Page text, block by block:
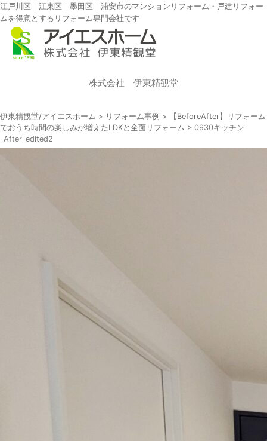
江戸川区｜江東区｜墨田区｜浦安市のマンションリフォーム・戸建リフォー
ムを得意とするリフォーム専門会社です
株式会社 伊東精観堂
伊東精観堂/アイエスホーム > リフォーム事例 >
【BeforeAfter】リフォーム
でおうち時間の楽しみが増えたLDKと全面リフォーム > 0930キッチン
_After_edited2